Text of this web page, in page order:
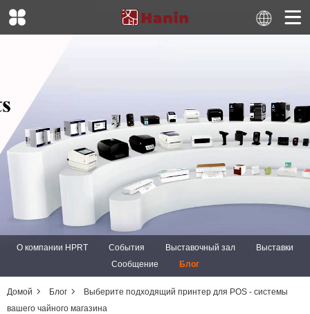
О компании HPRT События Выставочный зал
Выставки
Сообщение
Блог
Домой Блог
Выберите подходящий принтер для POS - системы
вашего чайного магазина